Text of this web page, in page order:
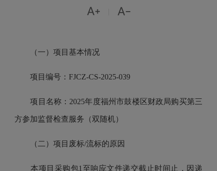
 
（一）项目基本情况
项目编号：FJCZ-CS-2025-039
项目名称：2025年度福州市鼓楼区财政局购买第三
方参加监督检查服务（双随机）
（二）项目废标/流标的原因
本项目采购包1至响应文件递交截止时间止，因递